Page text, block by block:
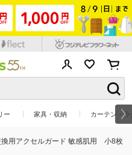
ー 家具・収納 カーテン・
換用アクセルガード 敏感肌用 小8枚